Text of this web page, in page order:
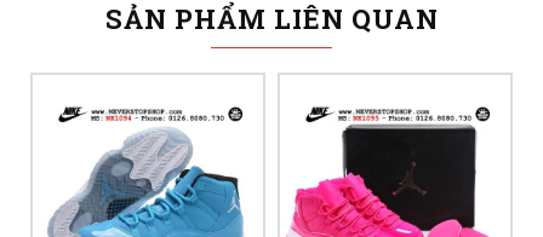
SẢN PHẨM LIÊN QUAN